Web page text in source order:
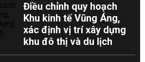
Điều chỉnh quy hoạch
Khu kinh tế Vũng Áng,
xác định vị trí xây dựng
khu đô thị và du lịch